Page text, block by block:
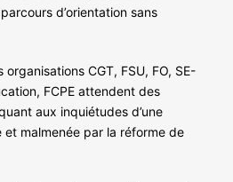
d’orientation sans
organisations CGT, FSU, FO, SE-
FCPE attendent des
aux inquiétudes d’une
malmenée par la réforme de